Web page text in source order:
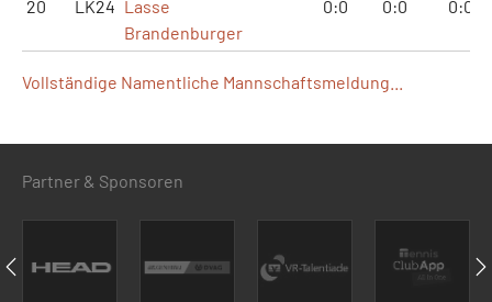
20
LK24 Lasse
Brandenburger
0:0 0:0 0:0
Vollständige Namentliche Mannschaftsmeldung...
Partner & Sponsoren